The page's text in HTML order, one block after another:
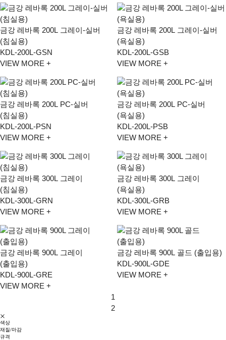
금강 레바록 200L 그레이-실버
(침실용)
KDL-200L-GSN
VIEW MORE +
금강 레바록 200L 그레이-실버
(욕실용)
KDL-200L-GSB
VIEW MORE +
금강 레바록 200L PC-실버
(침실용)
KDL-200L-PSN
VIEW MORE +
금강 레바록 200L PC-실버
(욕실용)
KDL-200L-PSB
VIEW MORE +
금강 레바록 300L 그레이
(침실용)
KDL-300L-GRN
VIEW MORE +
금강 레바록 300L 그레이
(욕실용)
KDL-300L-GRB
VIEW MORE +
금강 레바록 900L 그레이
(출입용)
KDL-900L-GRE
VIEW MORE +
금강 레바록 900L 골드 (출입용)
KDL-900L-GDE
VIEW MORE +
1
2
색상
재질/마감
규격